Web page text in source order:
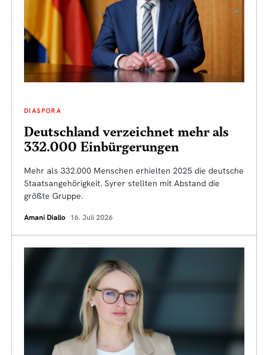
DIASPORA
Deutschland verzeichnet mehr als
332.000 Einbürgerungen
Mehr als 332.000 Menschen erhielten 2025 die deutsche
Staatsangehörigkeit. Syrer stellten mit Abstand die
größte Gruppe.
Amani Diallo 16. Juli 2026